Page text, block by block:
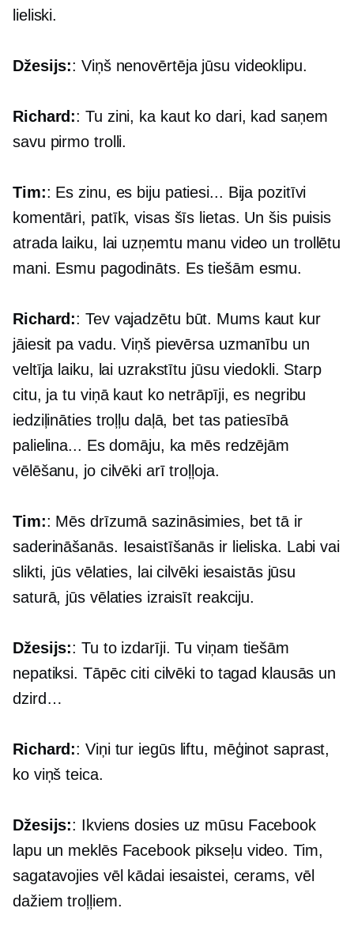
lieliski.
Džesijs:: Viņš nenovērtēja jūsu videoklipu.
Richard:: Tu zini, ka kaut ko dari, kad saņem
savu pirmo trolli.
Tim:: Es zinu, es biju patiesi... Bija pozitīvi
komentāri, patīk, visas šīs lietas. Un šis puisis
atrada laiku, lai uzņemtu manu video un trollētu
mani. Esmu pagodināts. Es tiešām esmu.
Richard:: Tev vajadzētu būt. Mums kaut kur
jāiesit pa vadu. Viņš pievērsa uzmanību un
veltīja laiku, lai uzrakstītu jūsu viedokli. Starp
citu, ja tu viņā kaut ko netrāpīji, es negribu
iedziļināties troļļu daļā, bet tas patiesībā
palielina... Es domāju, ka mēs redzējām
vēlēšanu, jo cilvēki arī troļļoja.
Tim:: Mēs drīzumā sazināsimies, bet tā ir
saderināšanās. Iesaistīšanās ir lieliska. Labi vai
slikti, jūs vēlaties, lai cilvēki iesaistās jūsu
saturā, jūs vēlaties izraisīt reakciju.
Džesijs:: Tu to izdarīji. Tu viņam tiešām
nepatiksi. Tāpēc citi cilvēki to tagad klausās un
dzird…
Richard:: Viņi tur iegūs liftu, mēģinot saprast,
ko viņš teica.
Džesijs:: Ikviens dosies uz mūsu Facebook
lapu un meklēs Facebook pikseļu video. Tim,
sagatavojies vēl kādai iesaistei, cerams, vēl
dažiem troļļiem.